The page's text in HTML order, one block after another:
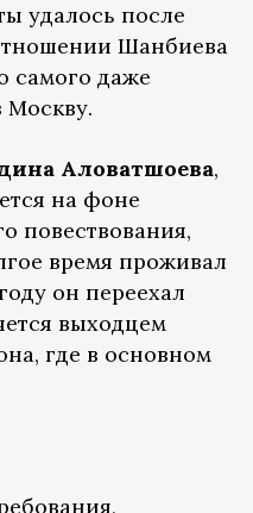
удалось после
Шанбиева
самого даже
Москву.
Аловатшоева,
на фоне
повествования,
время проживал
он переехал
выходцем
где в основном